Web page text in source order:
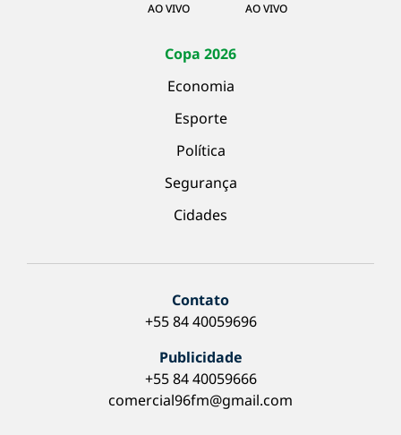
AO VIVO AO VIVO
Copa 2026
Economia
Esporte
Política
Segurança
Cidades
Contato
+55 84 40059696
Publicidade
+55 84 40059666
comercial96fm@gmail.com